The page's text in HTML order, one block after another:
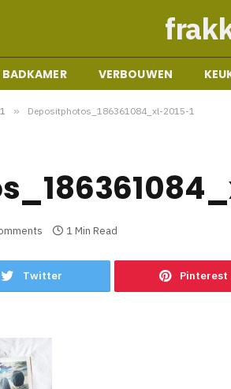
BADKAMER VERBOUWEN
» Depositphotos_186361084_xl-2015-1
1 Min Read
Twitter Pinterest